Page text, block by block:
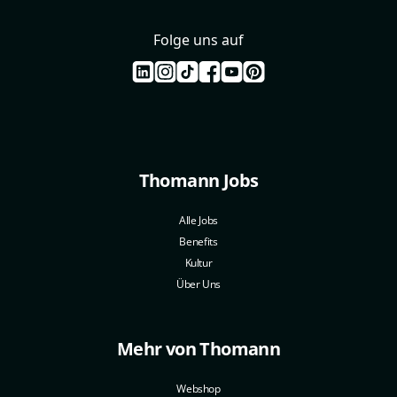
Folge uns auf
Thomann Jobs
Alle Jobs
Benefits
Kultur
Über Uns
Mehr von Thomann
Webshop